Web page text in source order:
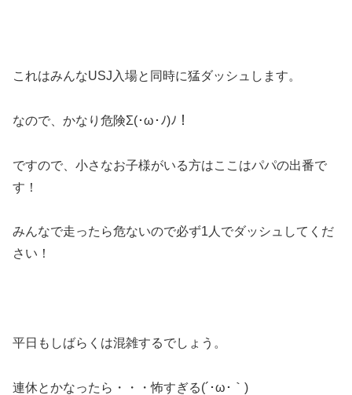
これはみんなUSJ入場と同時に猛ダッシュします。
なので、かなり危険Σ(･ω･ﾉ)ﾉ！
ですので、小さなお子様がいる方はここはパパの出番で
す！
みんなで走ったら危ないので必ず1人でダッシュしてくだ
さい！
平日もしばらくは混雑するでしょう。
連休とかなったら・・・怖すぎる(´･ω･｀)